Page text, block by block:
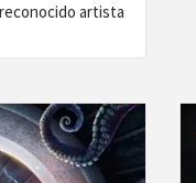
artista